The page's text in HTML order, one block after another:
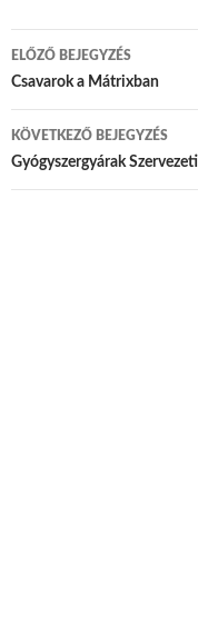
Bejegyzés
ELŐZŐ BEJEGYZÉS
Csavarok a Mátrixban
KÖVETKEZŐ BEJEGYZÉS
Gyógyszergyárak